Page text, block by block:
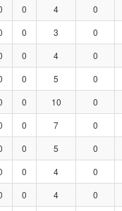
0 4 0
0 3 0
0 4 0
0 5 0
0 10 0
0 7 0
0 5 0
0 4 0
0 4 0